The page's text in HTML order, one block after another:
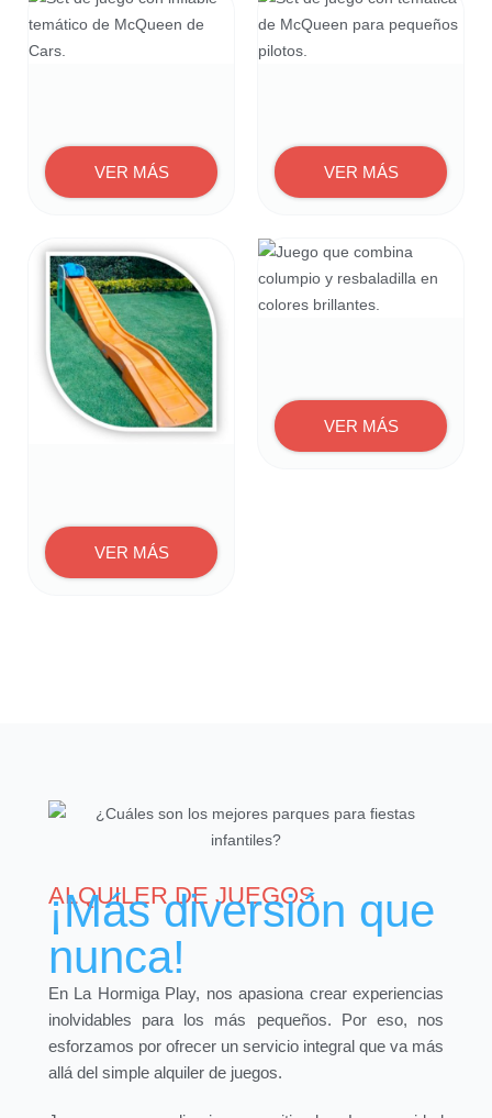
VER MÁS VER MÁS
VER MÁS
VER MÁS
ALQUILER DE JUEGOS
¡Más diversión que
nunca!
En La Hormiga Play, nos apasiona crear experiencias
inolvidables para los más pequeños. Por eso, nos
esforzamos por ofrecer un servicio integral que va más
allá del simple alquiler de juegos.